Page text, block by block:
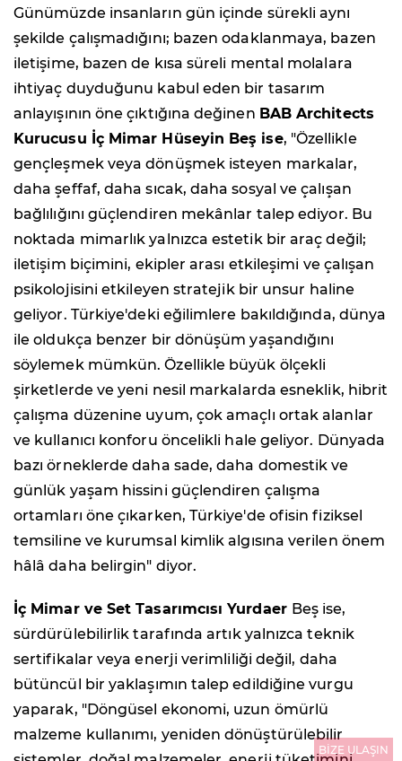
Günümüzde insanların gün içinde sürekli aynı
şekilde çalışmadığını; bazen odaklanmaya, bazen
iletişime, bazen de kısa süreli mental molalara
ihtiyaç duyduğunu kabul eden bir tasarım
anlayışının öne çıktığına değinen BAB Architects
Kurucusu İç Mimar Hüseyin Beş ise, "Özellikle
gençleşmek veya dönüşmek isteyen markalar,
daha şeffaf, daha sıcak, daha sosyal ve çalışan
bağlılığını güçlendiren mekânlar talep ediyor. Bu
noktada mimarlık yalnızca estetik bir araç değil;
iletişim biçimini, ekipler arası etkileşimi ve çalışan
psikolojisini etkileyen stratejik bir unsur haline
geliyor. Türkiye'deki eğilimlere bakıldığında, dünya
ile oldukça benzer bir dönüşüm yaşandığını
söylemek mümkün. Özellikle büyük ölçekli
şirketlerde ve yeni nesil markalarda esneklik, hibrit
çalışma düzenine uyum, çok amaçlı ortak alanlar
ve kullanıcı konforu öncelikli hale geliyor. Dünyada
bazı örneklerde daha sade, daha domestik ve
günlük yaşam hissini güçlendiren çalışma
ortamları öne çıkarken, Türkiye'de ofisin fiziksel
temsiline ve kurumsal kimlik algısına verilen önem
hâlâ daha belirgin" diyor.
İç Mimar ve Set Tasarımcısı Yurdaer Beş ise,
sürdürülebilirlik tarafında artık yalnızca teknik
sertifikalar veya enerji verimliliği değil, daha
bütüncül bir yaklaşımın talep edildiğine vurgu
yaparak, "Döngüsel ekonomi, uzun ömürlü
malzeme kullanımı, yeniden dönüştürülebilir
BİZE ULAŞIN